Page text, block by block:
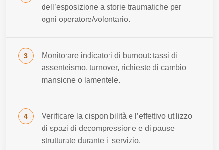
dell’esposizione a storie traumatiche per
ogni operatore/volontario.
Monitorare indicatori di burnout: tassi di
assenteismo, turnover, richieste di cambio
mansione o lamentele.
Verificare la disponibilità e l’effettivo utilizzo
di spazi di decompressione e di pause
strutturate durante il servizio.